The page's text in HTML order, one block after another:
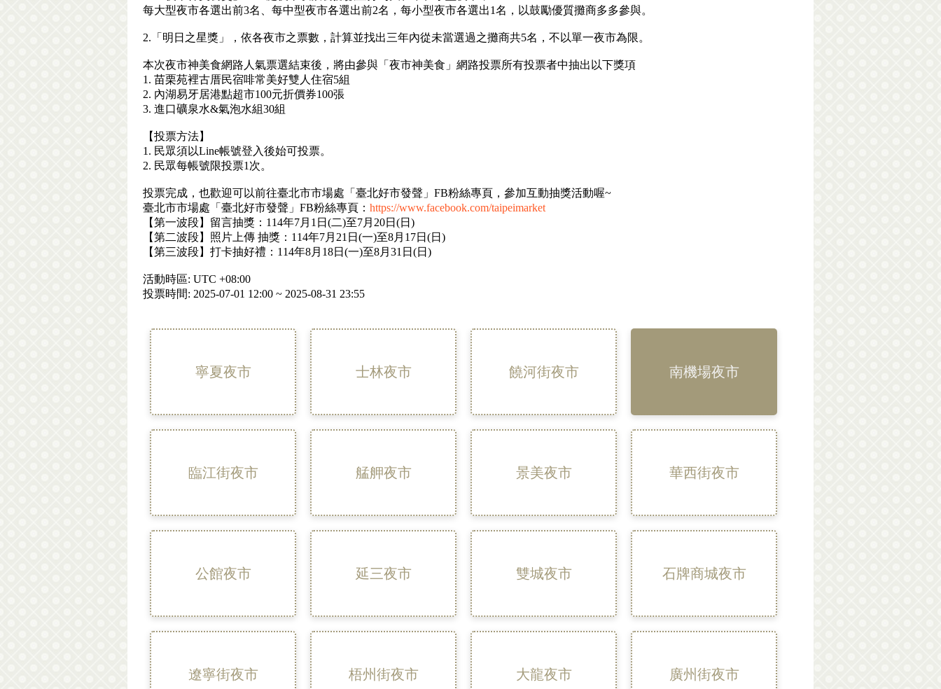
每大型夜市各選出前3名、每中型夜市各選出前2名，每小型夜市各選出1名，以鼓勵優質攤商多多參與。
2.「明日之星獎」，依各夜市之票數，計算並找出三年內從未當選過之攤商共5名，不以單一夜市為限。
本次夜市神美食網路人氣票選結束後，將由參與「夜市神美食」網路投票所有投票者中抽出以下獎項
1. 苗栗苑裡古厝民宿啡常美好雙人住宿5組
2. 內湖易牙居港點超市100元折價券100張
3. 進口礦泉水&氣泡水組30組
【投票方法】
1. 民眾須以Line帳號登入後始可投票。
2. 民眾每帳號限投票1次。
投票完成，也歡迎可以前往臺北市市場處「臺北好市發聲」FB粉絲專頁，參加互動抽獎活動喔~
臺北市市場處「臺北好市發聲」FB粉絲專頁： https://www.facebook.com/taipeimarket
【第一波段】留言抽獎：114年7月1日(二)至7月20日(日)
【第二波段】照片上傳 抽獎：114年7月21日(一)至8月17日(日)
【第三波段】打卡抽好禮：114年8月18日(一)至8月31日(日)
活動時區: UTC +08:00
投票時間: 2025-07-01 12:00 ~ 2025-08-31 23:55
寧夏夜市 士林夜市 饒河街夜市 南機場夜市
臨江街夜市 艋舺夜市 景美夜市 華西街夜市
公館夜市 延三夜市 雙城夜市 石牌商城夜市
遼寧街夜市 梧州街夜市 大龍夜市 廣州街夜市